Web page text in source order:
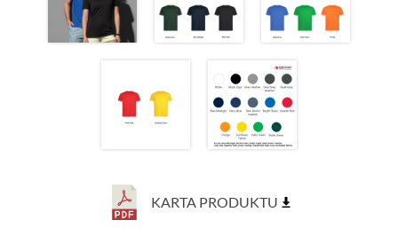
KARTA PRODUKTU